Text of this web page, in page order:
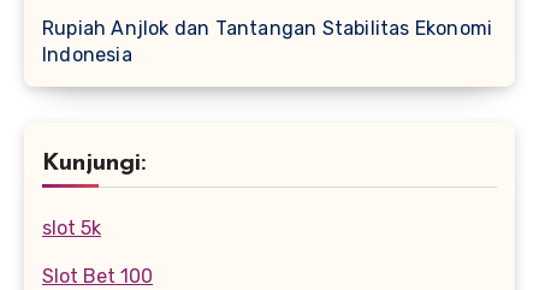
Rupiah Anjlok dan Tantangan Stabilitas Ekonomi
Indonesia
Kunjungi:
slot 5k
Slot Bet 100